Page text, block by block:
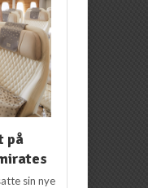
på
sin nye